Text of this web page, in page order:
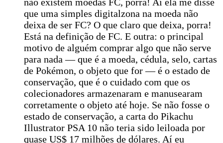
que uma simples digitalzona na moeda não
deixa de ser FC? O que claro que deixa, porra!
Está na definição de FC. E outra: o principal
motivo de alguém comprar algo que não serve
para nada — que é a moeda, cédula, selo, cartas
de Pokémon, o objeto que for — é o estado de
conservação, que é o cuidado com que os
colecionadores armazenaram e manusearam
corretamente o objeto até hoje. Se não fosse o
estado de conservação, a carta do Pikachu
Illustrator PSA 10 não teria sido leiloada por
quase US$ 17 milhões de dólares. Aí eu